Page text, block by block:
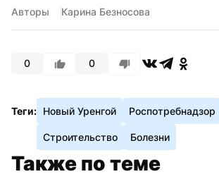
Авторы Карина Безносова
0 0
Теги: Новый Уренгой Роспотребнадзор
Строительство Болезни
Также по теме